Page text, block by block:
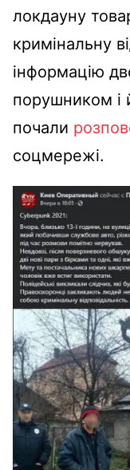
локдауну
кримінальну
інформацію
порушником і
почали
соцмережі.